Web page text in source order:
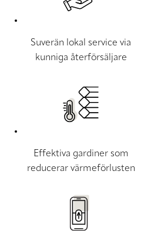
Suverän lokal service via
kunniga återförsäljare
Effektiva gardiner som
reducerar värmeförlusten